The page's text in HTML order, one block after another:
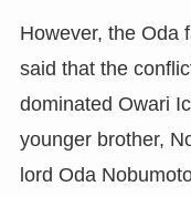
However, the Oda
said that the
dominated Owari
younger brother,
lord Oda